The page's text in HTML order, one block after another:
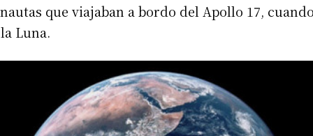
que viajaban a bordo del Apollo 17,
Luna.